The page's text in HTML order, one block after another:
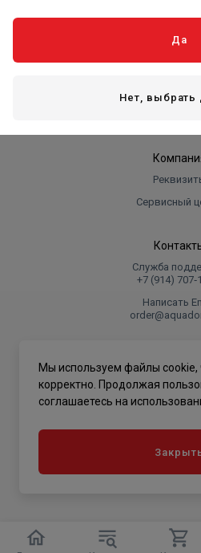
Оплата
Сервисный
Служба
+7 (914)
Написать
.
Да
Нет, выбрать
Мы используем файлы cookie,
корректно. Продолжая
соглашаетесь на